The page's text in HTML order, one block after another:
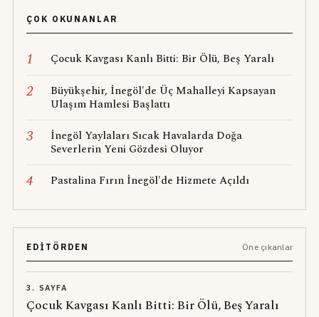
ÇOK OKUNANLAR
1 Çocuk Kavgası Kanlı Bitti: Bir Ölü, Beş Yaralı
2
Büyükşehir, İnegöl'de Üç Mahalleyi Kapsayan
Ulaşım Hamlesi Başlattı
3
İnegöl Yaylaları Sıcak Havalarda Doğa
Severlerin Yeni Gözdesi Oluyor
4 Pastalina Fırın İnegöl'de Hizmete Açıldı
EDITÖRDEN Öne çıkanlar
3. SAYFA
Çocuk Kavgası Kanlı Bitti: Bir Ölü, Beş Yaralı